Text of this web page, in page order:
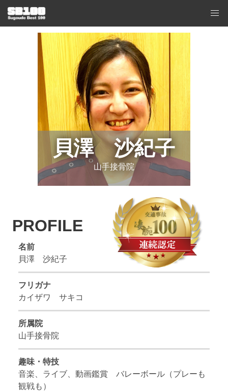
貝澤 沙紀子
山手接骨院
PROFILE
名前
貝澤 沙紀子
フリガナ
カイザワ サキコ
所属院
山手接骨院
趣味・特技
音楽、ライブ、動画鑑賞 バレーボール（プレーも
観戦も）